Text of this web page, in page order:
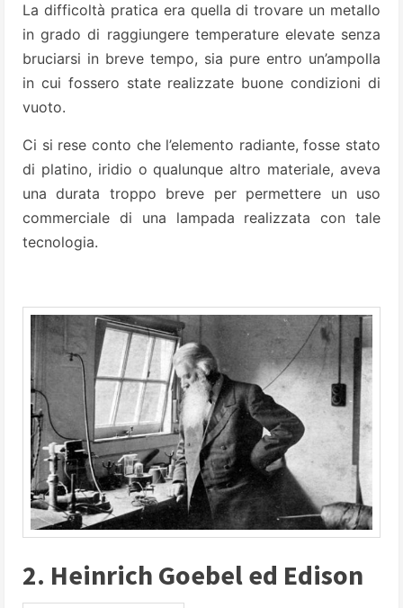
La difficoltà pratica era quella di trovare un metallo
in grado di raggiungere temperature elevate senza
bruciarsi in breve tempo, sia pure entro un’ampolla
in cui fossero state realizzate buone condizioni di
vuoto.
Ci si rese conto che l’elemento radiante, fosse stato
di platino, iridio o qualunque altro materiale, aveva
una durata troppo breve per permettere un uso
commerciale di una lampada realizzata con tale
tecnologia.
2. Heinrich Goebel ed Edison